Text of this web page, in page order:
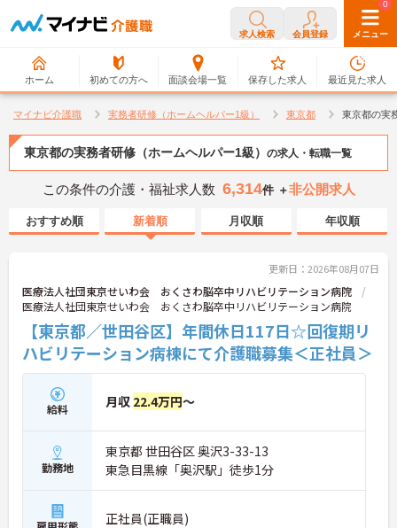
求人検索 会員登録 メニュー
ホーム 初めての方へ 面談会場一覧
0
保存した求人
0
最近見た求人
マイナビ介護職 実務者研修（ホームヘルパー1級） 東京都 東京都の実
東京都の実務者研修（ホームヘルパー1級） の求人・転職一覧
この条件の介護・福祉求人数 6,314件 ＋非公開求人
おすすめ順 新着順 月収順 年収順
更新日：2026年08月07日
医療法人社団東京せいわ会 おくさわ脳卒中リハビリテーション病院
医療法人社団東京せいわ会 おくさわ脳卒中リハビリテーション病院
【東京都／世田谷区】年間休日117日☆回復期リ
ハビリテーション病棟にて介護職募集＜正社員＞
給料 月収 22.4万円～
勤務地
東京都 世田谷区 奥沢3-33-13
東急目黒線「奥沢駅」徒歩1分
正社員(正職員)